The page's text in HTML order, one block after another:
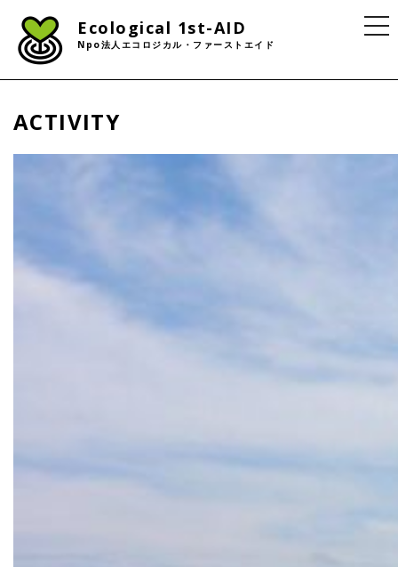
Ecological 1st-AID
Npo法人エコロジカル・ファーストエイド
ACTIVITY